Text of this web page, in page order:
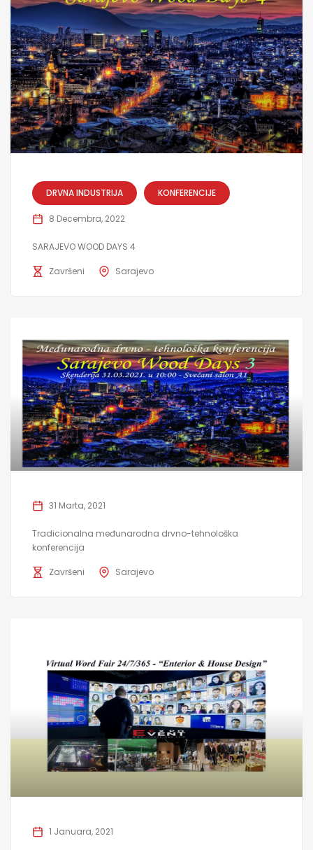
DRVNA INDUSTRIJA KONFERENCIJE
8 Decembra, 2022
SARAJEVO WOOD DAYS 4
Završeni Sarajevo
31 Marta, 2021
Tradicionalna međunarodna drvno-tehnološka
konferencija
Završeni Sarajevo
1 Januara, 2021